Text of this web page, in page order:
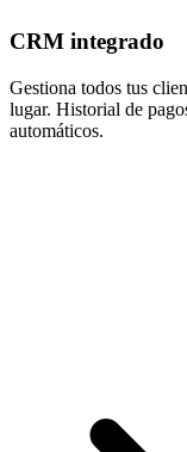
CRM integrado
Gestiona todos tus
lugar. Historial de
automáticos.